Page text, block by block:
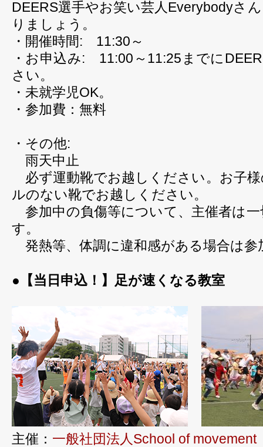
DEERS選手やお笑い芸人Everybodyさ
りましょう。
・開催時間: 11:30～
・お申込み: 11:00～11:25までに
さい。
・未就学児OK。
・参加費：無料
・その他:
雨天中止
必ず運動靴でお越しください。お子
ルのない靴でお越しください。
参加中の負傷等について、主催者は
す。
発熱等、体調に違和感がある場合は参
●【当日申込！】足が速くなる教室
主催： 一般社団法人School of movement